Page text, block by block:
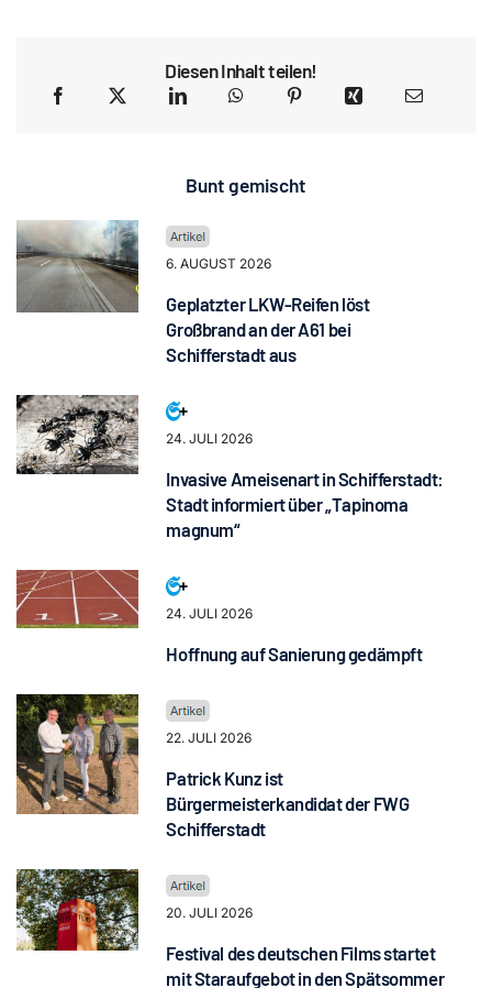
Diesen Inhalt teilen!
Bunt gemischt
6. AUGUST 2026
Geplatzter LKW-Reifen löst
Großbrand an der A61 bei
Schifferstadt aus
24. JULI 2026
Invasive Ameisenart in Schifferstadt:
Stadt informiert über „Tapinoma
magnum“
24. JULI 2026
Hoffnung auf Sanierung gedämpft
22. JULI 2026
Patrick Kunz ist
Bürgermeisterkandidat der FWG
Schifferstadt
20. JULI 2026
Festival des deutschen Films startet
mit Staraufgebot in den Spätsommer